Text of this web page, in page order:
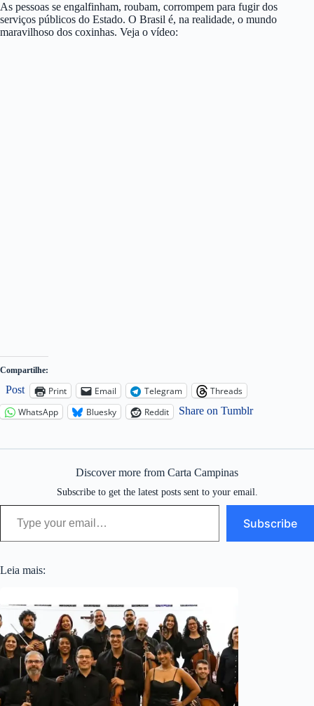
As pessoas se engalfinham, roubam, corrompem para fugir dos
serviços públicos do Estado. O Brasil é, na realidade, o mundo
maravilhoso dos coxinhas. Veja o vídeo:
Compartilhe:
Post Print Email Telegram
Threads
WhatsApp
Bluesky Reddit Share on Tumblr
Discover more from Carta Campinas
Subscribe to get the latest posts sent to your email.
Type your email…
Subscribe
Leia mais: